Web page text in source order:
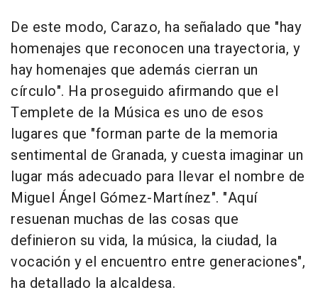
De este modo, Carazo, ha señalado que "hay
homenajes que reconocen una trayectoria, y
hay homenajes que además cierran un
círculo". Ha proseguido afirmando que el
Templete de la Música es uno de esos
lugares que "forman parte de la memoria
sentimental de Granada, y cuesta imaginar un
lugar más adecuado para llevar el nombre de
Miguel Ángel Gómez-Martínez". "Aquí
resuenan muchas de las cosas que
definieron su vida, la música, la ciudad, la
vocación y el encuentro entre generaciones",
ha detallado la alcaldesa.